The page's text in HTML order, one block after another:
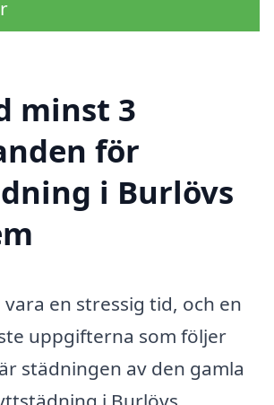
minst 3
för
i Burlövs
en stressig tid, och en
uppgifterna som följer
städningen av den gamla